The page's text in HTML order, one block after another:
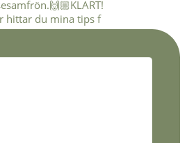
hittar du mina tips f